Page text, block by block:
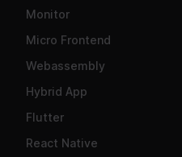
Monitor
Micro Frontend
Webassembly
Hybrid App
Flutter
React Native